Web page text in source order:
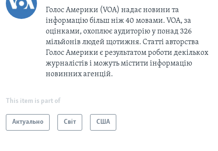
Голос Америки (VOA) надає новини та
інформацію більш ніж 40 мовами. VOA, за
оцінками, охоплює аудиторію у понад 326
мільйонів людей щотижня. Статті авторства
Голос Америки є результатом роботи декількох
журналістів і можуть містити інформацію
новинних агенцій.
This item is part of
Актуально Світ США